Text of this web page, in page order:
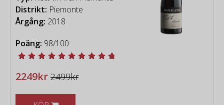
Distrikt: Piemonte
Årgång: 2018
Poäng: 98/100
2249kr 2499kr